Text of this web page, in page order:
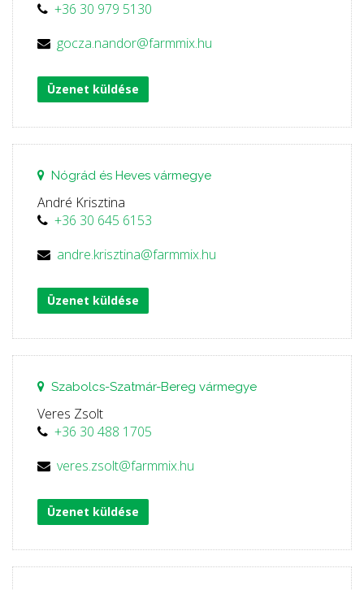
+36 30 979 5130
gocza.nandor@farmmix.hu
Üzenet küldése
Nógrád és Heves vármegye
André Krisztina
+36 30 645 6153
andre.krisztina@farmmix.hu
Üzenet küldése
Szabolcs-Szatmár-Bereg vármegye
Veres Zsolt
+36 30 488 1705
veres.zsolt@farmmix.hu
Üzenet küldése